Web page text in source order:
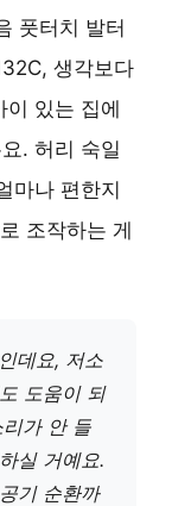
풋터치 발터
생각보다
이 있는 집에
. 허리 숙일
마나 편한지
조작하는 게
데요, 저소
도움이 되
가 안 들
실 거예요.
기 순환까